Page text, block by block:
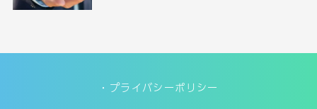
プライバシーポリシー